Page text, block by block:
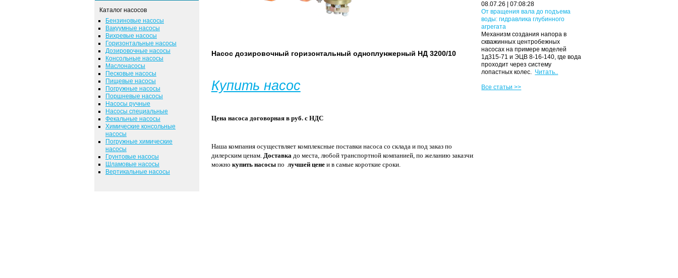
Каталог насосов
Бензиновые насосы
Вакуумные насосы
Вихревые насосы
Горизонтальные насосы
Дозировочные насосы
Консольные насосы
Маслонасосы
Песковые насосы
Пищевые насосы
Погружные насосы
Поршневые насосы
Насосы ручные
Насосы специальные
Фекальные насосы
Химические консольные
насосы
Погружные химические
насосы
Грунтовые насосы
Шламовые насосы
Вертикальные насосы
Насос дозировочный горизонтальный одноплунжерный НД 3200/10
Купить насос
Цена насоса договорная в руб. с НДС
Наша компания осуществляет комплексные поставки насоса со склада и под заказ по
дилерским ценам. Доставкадо места, любой транспортной компанией, по желаниюзаказчика. У нас
можно купить насосыпо лучшей цене и в самые короткие сроки.
08.07.26 | 07:08:28
От вращения вала до подъема
воды: гидравлика глубинного
агрегата
Механизм создания напора в
скважинных центробежных
насосах на примере моделей
1д315-71 и ЭЦВ 8-16-140, где вода
проходит через систему
лопастных колес. Читать..
Все статьи >>